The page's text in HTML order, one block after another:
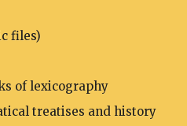
files)
of lexicography
treatises and history